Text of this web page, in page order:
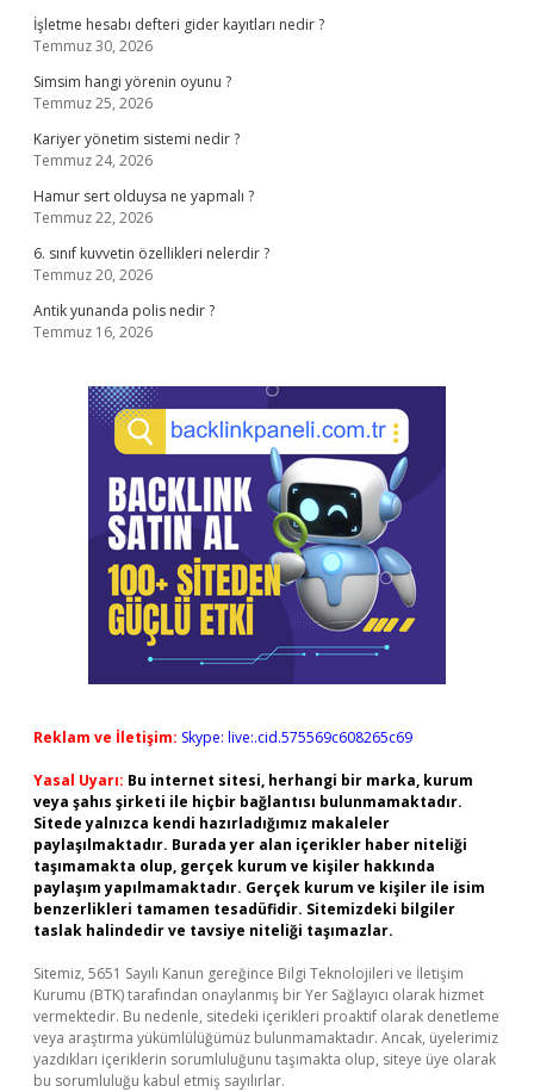
İşletme hesabı defteri gider kayıtları nedir ?
Temmuz 30, 2026
Simsim hangi yörenin oyunu ?
Temmuz 25, 2026
Kariyer yönetim sistemi nedir ?
Temmuz 24, 2026
Hamur sert olduysa ne yapmalı ?
Temmuz 22, 2026
6. sınıf kuvvetin özellikleri nelerdir ?
Temmuz 20, 2026
Antik yunanda polis nedir ?
Temmuz 16, 2026
Reklam ve İletişim: Skype: live:.cid.575569c608265c69
Yasal Uyarı: Bu internet sitesi, herhangi bir marka, kurum
veya şahıs şirketi ile hiçbir bağlantısı bulunmamaktadır.
Sitede yalnızca kendi hazırladığımız makaleler
paylaşılmaktadır. Burada yer alan içerikler haber niteliği
taşımamakta olup, gerçek kurum ve kişiler hakkında
paylaşım yapılmamaktadır. Gerçek kurum ve kişiler ile isim
benzerlikleri tamamen tesadüfidir. Sitemizdeki bilgiler
taslak halindedir ve tavsiye niteliği taşımazlar.
Sitemiz, 5651 Sayılı Kanun gereğince Bilgi Teknolojileri ve İletişim
Kurumu (BTK) tarafından onaylanmış bir Yer Sağlayıcı olarak hizmet
vermektedir. Bu nedenle, sitedeki içerikleri proaktif olarak denetleme
veya araştırma yükümlülüğümüz bulunmamaktadır. Ancak, üyelerimiz
yazdıkları içeriklerin sorumluluğunu taşımakta olup, siteye üye olarak
bu sorumluluğu kabul etmiş sayılırlar.